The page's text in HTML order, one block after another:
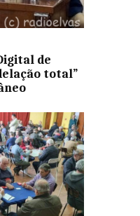
de
total”